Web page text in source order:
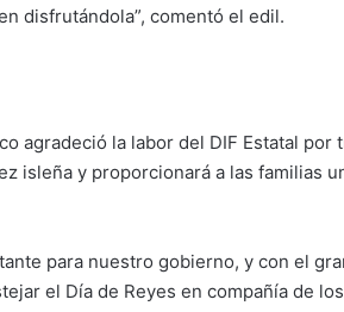
disfrutándola”, comentó el edil.
agradeció la labor del DIF Estatal
isleña y proporcionará a las familias
para nuestro gobierno, y con el
el Día de Reyes en compañía de